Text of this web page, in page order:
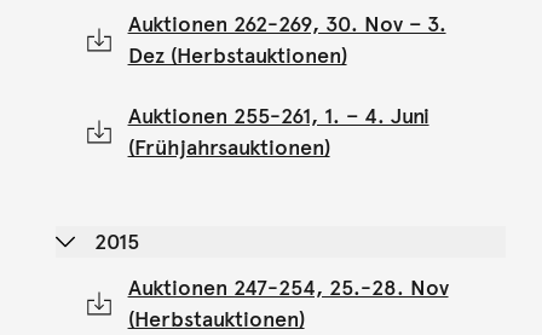
Auktionen 262-269, 30. Nov – 3.
Dez (Herbstauktionen)
Auktionen 255-261, 1. – 4. Juni
(Frühjahrsauktionen)
2015
Auktionen 247-254, 25.-28. Nov
(Herbstauktionen)